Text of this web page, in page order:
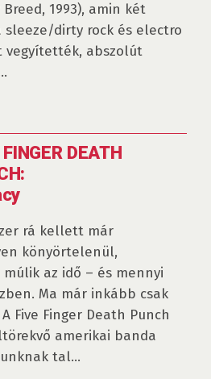
1993), amin két
dirty rock és electro
abszolút
DEATH
rá kellett már
könyörtelenül,
az idő – és mennyi
Ma már inkább csak
Five Finger Death Punch
amerikai banda
tal...